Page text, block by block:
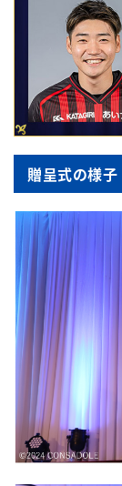
贈呈式の様子